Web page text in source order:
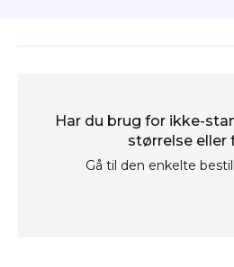
Har du brug for ikke-
størrelse eller
Gå til den enkelte